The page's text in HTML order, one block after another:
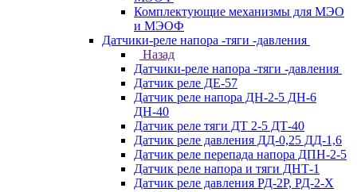
Комплектующие механизмы для МЭО
и МЭОФ
Датчики-реле напора -тяги -давления
Назад
Датчики-реле напора -тяги -давления
Датчик реле ДЕ-57
Датчик реле напора ДН-2-5 ДН-6
ДН-40
Датчик реле тяги ДТ 2-5 ДТ-40
Датчик реле давления ДД-0,25 ДД-1,6
Датчик реле перепада напора ДПН-2-5
Датчик реле напора и тяги ДНТ-1
Датчик реле давления РД-2Р, РД-2-Х